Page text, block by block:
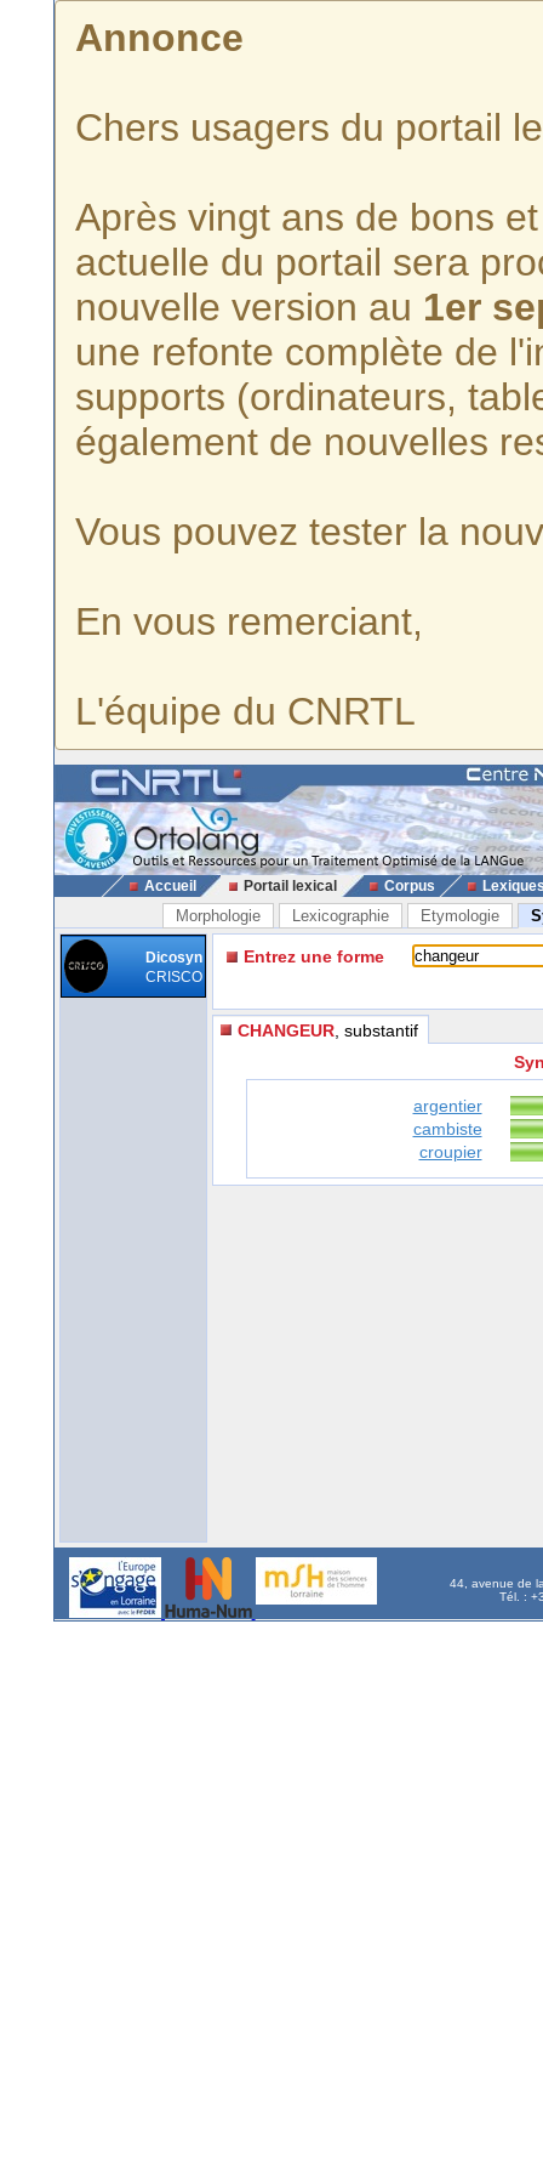
Annonce
Chers usagers du portail
Après vingt ans de bons
actuelle du portail sera
nouvelle version au 1er
une refonte complète de
supports (ordinateurs,
également de nouvelles
Vous pouvez tester la
En vous remerciant,
L'équipe du CNRTL
Accueil Portail lexical Corpus
Morphologie Lexicographie Etymologie
Dicosyn
CRISCO
Entrez une forme
CHANGEUR , substantif
argentier
cambiste
croupier
44, avenue de
Tél. :